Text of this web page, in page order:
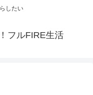
したい
フルFIRE生活